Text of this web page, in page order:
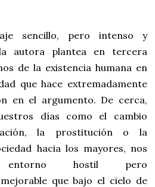
sencillo, pero intenso y
autora plantea en tercera
de la existencia humana en
que hace extremadamente
en el argumento. De cerca,
días como el cambio
la prostitución o la
hacia los mayores, nos
hostil pero
que bajo el cielo de